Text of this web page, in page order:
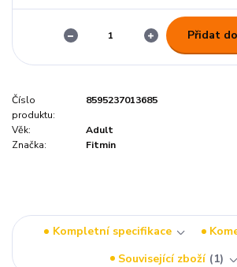
Přidat
Číslo
produktu:
8595237013685
Věk:
Adult
Značka:
Fitmin
Kompletní specifikace
Související zboží
1